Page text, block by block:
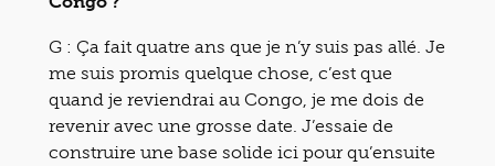
G : Ça fait quatre ans que je n’y suis pas allé. Je
me suis promis quelque chose, c’est que
quand je reviendrai au Congo, je me dois de
revenir avec une grosse date. J’essaie de
construire une base solide ici pour qu’ensuite